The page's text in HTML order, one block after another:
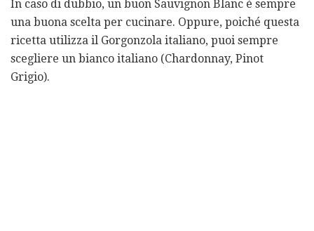
In caso di dubbio, un buon Sauvignon Blanc è sempre
una buona scelta per cucinare. Oppure, poiché questa
ricetta utilizza il Gorgonzola italiano, puoi sempre
scegliere un bianco italiano (Chardonnay, Pinot
Grigio).